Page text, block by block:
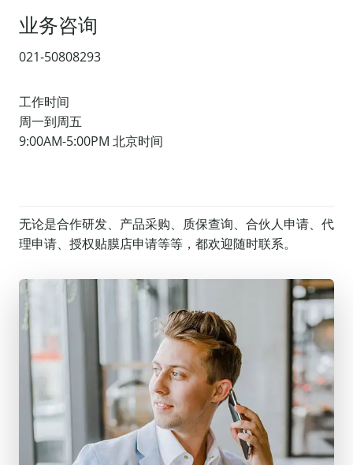
业务咨询
021-50808293
工作时间
周一到周五
9:00AM-5:00PM 北京时间
无论是合作研发、产品采购、质保查询、合伙人申请、代
理申请、授权贴膜店申请等等，都欢迎随时联系。